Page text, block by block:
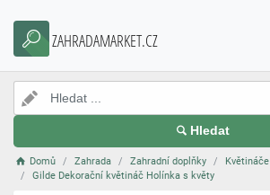
ZAHRADAMARKET.CZ
Hledat
Domů Zahrada Zahradní doplňky
Květináče
Gilde Dekorační květináč Holínka s květy